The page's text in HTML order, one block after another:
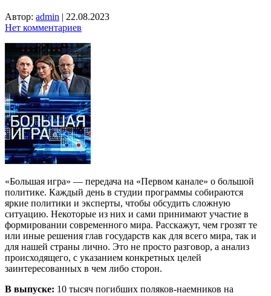
Автор: admin | 22.08.2023
Нет комментариев
«Большая игра» — передача на «Первом канале» о большой
политике. Каждый день в студии программы собираются
яркие политики и эксперты, чтобы обсудить сложную
ситуацию. Некоторые из них и сами принимают участие в
формировании современного мира. Расскажут, чем грозят те
или иные решения глав государств как для всего мира, так и
для нашей страны лично. Это не просто разговор, а анализ
происходящего, с указанием конкретных целей
заинтересованных в чем либо сторон.
В выпуске: 10 тысяч погибших поляков-наемников на